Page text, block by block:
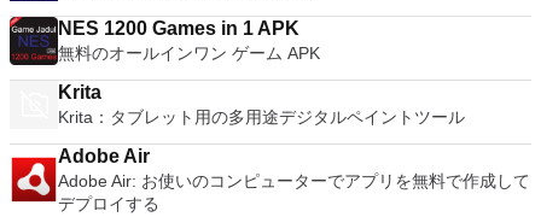
NES 1200 Games in 1 APK
無料のオールインワン ゲーム APK
Krita
Krita：タブレット用の多用途デジタルペイントツール
Adobe Air
Adobe Air: お使いのコンピューターでアプリを無料で作成して
デプロイする